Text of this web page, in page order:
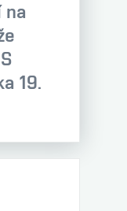
na
19.